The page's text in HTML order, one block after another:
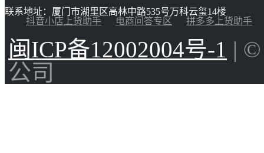
联系地址：厦门市湖里区高林中路535号万科云玺14楼
抖音小店上货助手
电商问答专区 拼多多上货助手
闽ICP备12002004号-1 |
公司